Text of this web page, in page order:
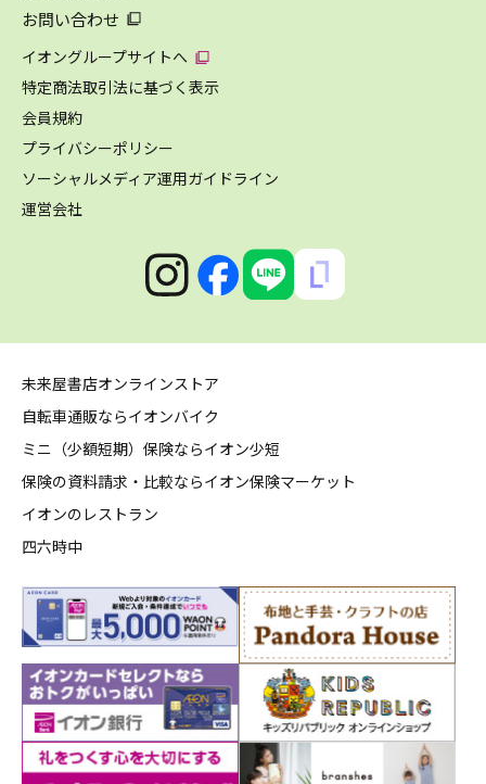
お問い合わせ
イオングループサイトへ
特定商法取引法に基づく表示
会員規約
プライバシーポリシー
ソーシャルメディア運用ガイドライン
運営会社
未来屋書店オンラインストア
自転車通販ならイオンバイク
ミニ（少額短期）保険ならイオン少短
保険の資料請求・比較ならイオン保険マーケット
イオンのレストラン
四六時中